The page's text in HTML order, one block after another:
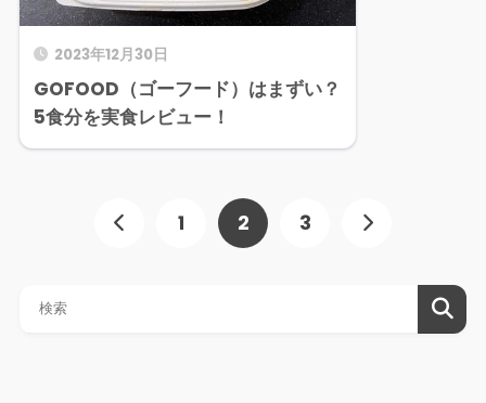
2023年12月30日
GOFOOD（ゴーフード）はまずい？
5食分を実食レビュー！
1 2 3